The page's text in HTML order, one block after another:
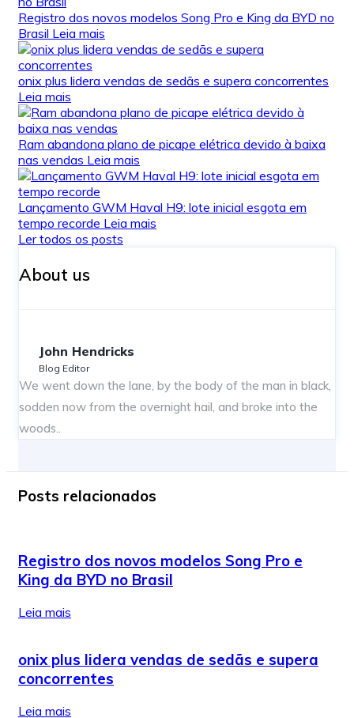
Registro dos novos modelos Song Pro e King da BYD no
Brasil Leia mais
onix plus lidera vendas de sedãs e supera concorrentes
Leia mais
Ram abandona plano de picape elétrica devido à baixa
nas vendas Leia mais
Lançamento GWM Haval H9: lote inicial esgota em
tempo recorde Leia mais
Ler todos os posts
About us
John Hendricks
Blog Editor
We went down the lane, by the body of the man in black,
sodden now from the overnight hail, and broke into the
woods..
Posts relacionados
Registro dos novos modelos Song Pro e
King da BYD no Brasil
Leia mais
onix plus lidera vendas de sedãs e supera
concorrentes
Leia mais